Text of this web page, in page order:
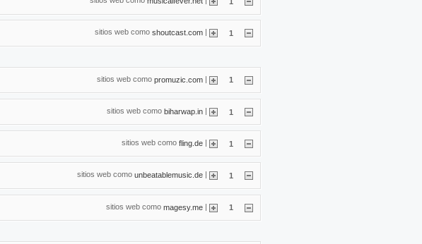
sitios web como shoutcast.com 1
sitios web como promuzic.com | 1
sitios web como biharwap.in | 1
sitios web como fling.de | 1
sitios web como unbeatablemusic.de 1
sitios web como magesy.me | 1